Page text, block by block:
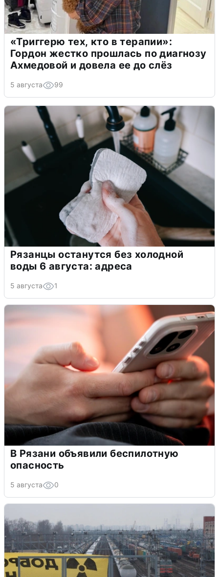
«Триггерю тех, кто в терапии»:
Гордон жестко прошлась по диагнозу
Ахмедовой и довела ее до слёз
5 августа 99
Рязанцы останутся без холодной
воды 6 августа: адреса
5 августа 1
В Рязани объявили беспилотную
опасность
5 августа 0